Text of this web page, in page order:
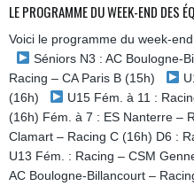
LE PROGRAMME DU WEEK-END DES
Voici le programme du week-
Séniors N3 : AC Boulogne-
Racing – CA Paris B (15h)
(16h)
U15 Fém. à 11 :
(16h) Fém. à 7 : ES Nanterre –
Clamart – Racing C (16h) D6 :
U13 Fém. : Racing – CSM
AC Boulogne-Billancourt –